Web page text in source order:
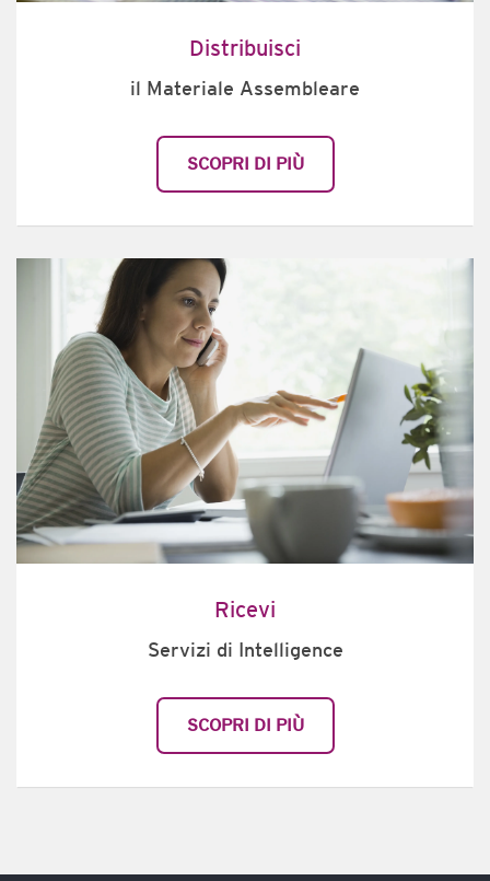
Distribuisci
il Materiale Assembleare
SCOPRI DI PIÙ
Ricevi
Servizi di Intelligence
SCOPRI DI PIÙ